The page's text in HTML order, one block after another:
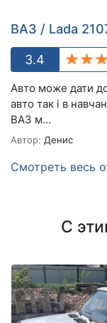
ВАЗ / Lada
3.4
Авто може дати
авто так і в
ВАЗ м...
Автор: Денис
Смотреть весь
С